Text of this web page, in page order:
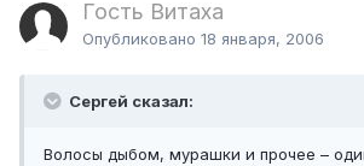
Гость Витаха
Опубликовано 18 января, 2006
Сергей сказал:
Волосы дыбом, мурашки и прочее –